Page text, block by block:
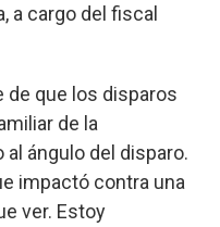
a cargo del fiscal
de que los disparos
de la
ángulo del disparo.
impactó contra una
ver. Estoy